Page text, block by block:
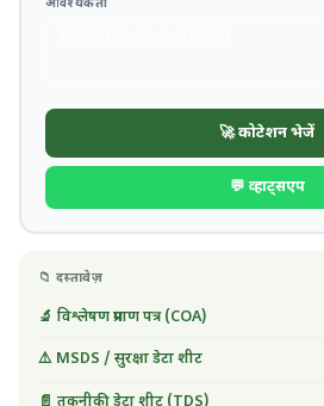
आवश्यकता
🚀 कोटेशन भेजें
💬 व्हाट्सएप
📁 दस्तावेज़
🔬 विश्लेषण प्रमाण पत्र (COA)
⚠️ MSDS / सुरक्षा डेटा शीट